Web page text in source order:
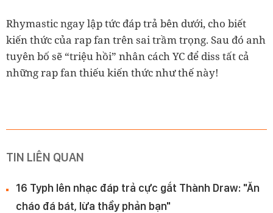
Rhymastic ngay lập tức đáp trả bên dưới, cho biết
kiến thức của rap fan trên sai trầm trọng. Sau đó anh
tuyên bố sẽ “triệu hồi” nhân cách YC để diss tất cả
những rap fan thiếu kiến thức như thế này!
TIN LIÊN QUAN
16 Typh lên nhạc đáp trả cực gắt Thành Draw: "Ăn
cháo đá bát, lừa thầy phản bạn"